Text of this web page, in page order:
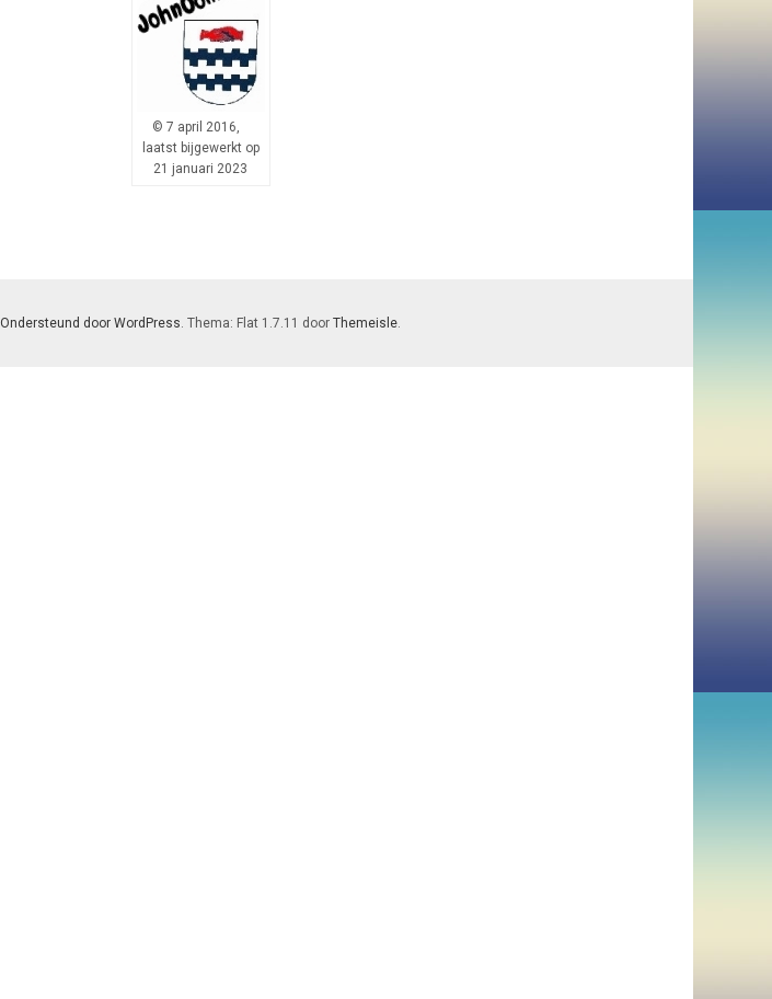
© 7 april 2016,
laatst bijgewerkt op
21 januari 2023
Ondersteund door WordPress. Thema: Flat 1.7.11 door Themeisle.